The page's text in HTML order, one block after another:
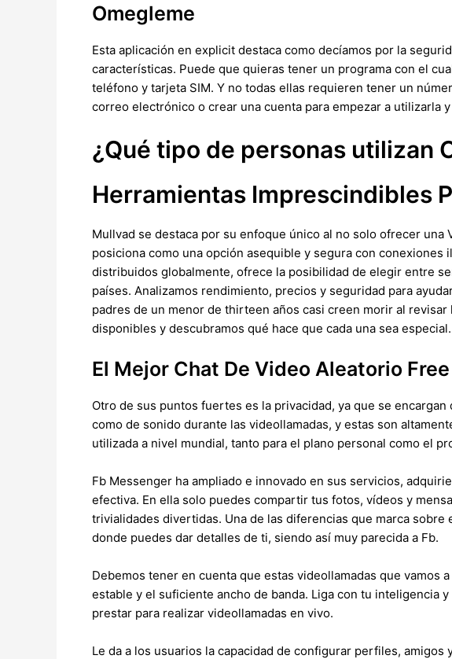
Omegleme
Esta aplicación en explicit destaca como decíamos por la
características. Puede que quieras tener un programa con el
teléfono y tarjeta SIM. Y no todas ellas requieren tener un
correo electrónico o crear una cuenta para empezar a utilizarla
¿Qué tipo de personas utilizan
Herramientas Imprescindibles
Mullvad se destaca por su enfoque único al no solo ofrecer
posiciona como una opción asequible y segura con
distribuidos globalmente, ofrece la posibilidad de elegir entre
países. Analizamos rendimiento, precios y seguridad para
padres de un menor de thirteen años casi creen morir al
disponibles y descubramos qué hace que cada una sea especial.
El Mejor Chat De Video Aleatorio
Otro de sus puntos fuertes es la privacidad, ya que se
como de sonido durante las videollamadas, y estas son
utilizada a nivel mundial, tanto para el plano personal como el
Fb Messenger ha ampliado e innovado en sus servicios,
efectiva. En ella solo puedes compartir tus fotos, vídeos y
trivialidades divertidas. Una de las diferencias que marca
donde puedes dar detalles de ti, siendo así muy parecida a Fb.
Debemos tener en cuenta que estas videollamadas que vamos
estable y el suficiente ancho de banda. Liga con tu inteligencia
prestar para realizar videollamadas en vivo.
Le da a los usuarios la capacidad de configurar perfiles,